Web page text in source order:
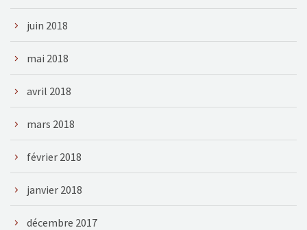
juin 2018
mai 2018
avril 2018
mars 2018
février 2018
janvier 2018
décembre 2017